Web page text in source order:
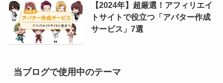
【2024年】超厳選！アフィリエイ
トサイトで役立つ「アバター作成
サービス」7選
当ブログで使用中のテーマ